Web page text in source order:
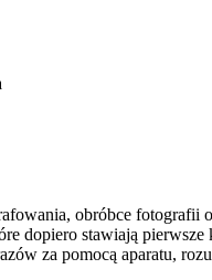
obróbce fotografii
dopiero stawiają
za pomocą aparatu,